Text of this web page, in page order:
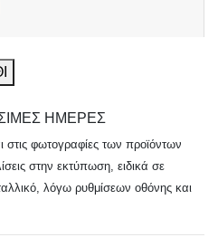
ΗΜΕΡΕΣ
φωτογραφίες των προϊόντων
στην εκτύπωση, ειδικά σε
λόγω ρυθμίσεων οθόνης και